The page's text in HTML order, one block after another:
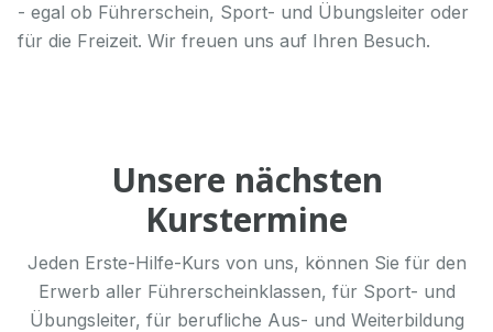
- egal ob Führerschein, Sport- und Übungsleiter oder
für die Freizeit. Wir freuen uns auf Ihren Besuch.
Unsere nächsten
Kurstermine
Jeden Erste-Hilfe-Kurs von uns, können Sie für den
Erwerb aller Führerscheinklassen, für Sport- und
Übungsleiter, für berufliche Aus- und Weiterbildung